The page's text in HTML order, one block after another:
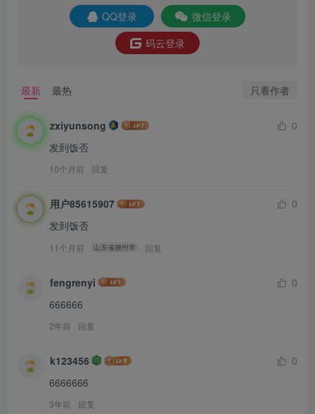
QQ登录
微信登录
码云登录
最新 最热 只看作者
zxiyunsong
0
发到饭否
10个月前 回复
用户85615907
0
发到饭否
11个月前 山东省德州市 回复
fengrenyi
0
666666
2年前 回复
k123456
0
6666666
3年前 回复